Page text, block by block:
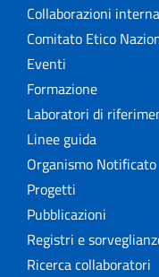
Collaborazioni
Comitato Etico
Eventi
Formazione
Laboratori di
Linee guida
Organismo Notificato
Progetti
Pubblicazioni
Registri e
Ricerca collaboratori